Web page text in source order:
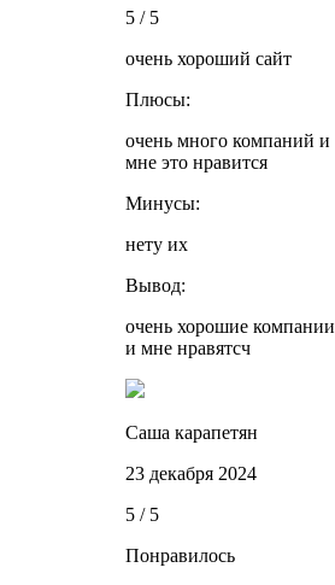
5 / 5
очень хороший сайт
Плюсы:
очень много компаний и
мне это нравится
Минусы:
нету их
Вывод:
очень хорошие компании
и мне нравятсч
Саша карапетян
23 декабря 2024
5 / 5
Понравилось